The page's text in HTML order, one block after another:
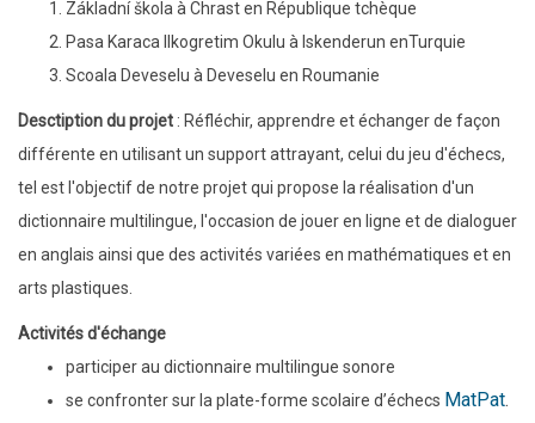
Základní škola à Chrast en République tchèque
Pasa Karaca Ilkogretim Okulu à Iskenderun enTurquie
Scoala Deveselu à Deveselu en Roumanie
Desctiption du projet : Réfléchir, apprendre et échanger de façon
différente en utilisant un support attrayant, celui du jeu d'échecs,
tel est l'objectif de notre projet qui propose la réalisation d'un
dictionnaire multilingue, l'occasion de jouer en ligne et de dialoguer
en anglais ainsi que des activités variées en mathématiques et en
arts plastiques.
Activités d'échange
participer au dictionnaire multilingue sonore
se confronter sur la plate-forme scolaire d’échecs MatPat.